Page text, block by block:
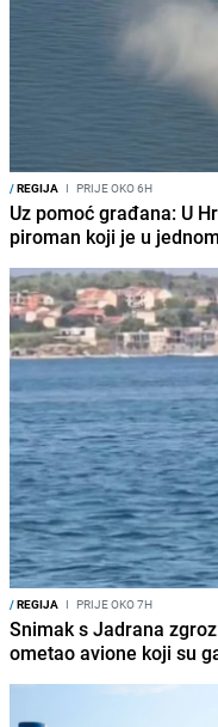
/REGIJA I PRIJE OKO 6H
Uz pomoć građana: U
piroman koji je u
/REGIJA I PRIJE OKO 7H
Snimak s Jadrana
ometao avione koji su